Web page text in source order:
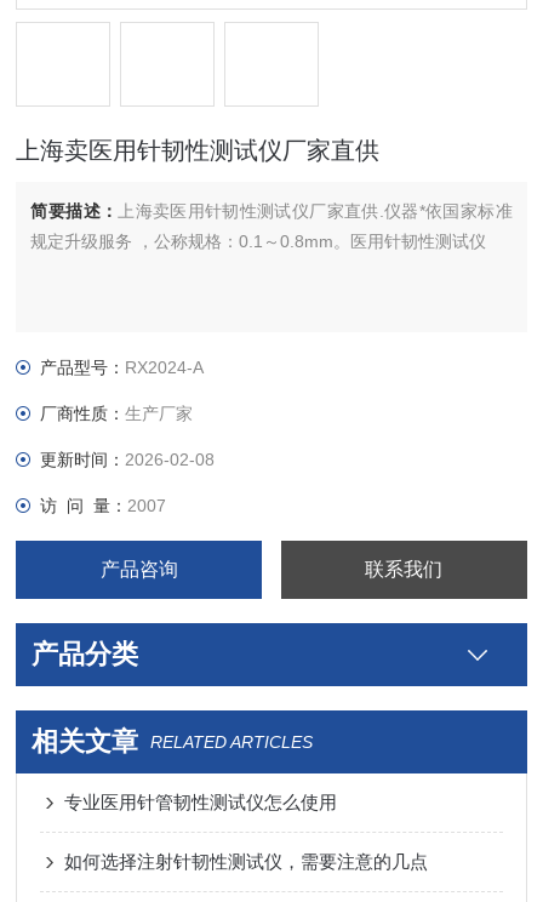
上海卖医用针韧性测试仪厂家直供
简要描述：
上海卖医用针韧性测试仪厂家直供.仪器*依国家标准
规定升级服务 ，公称规格：0.1～0.8mm。医用针韧性测试仪
产品型号： RX2024-A
厂商性质：生产厂家
更新时间： 2026-02-08
访 问 量： 2007
产品咨询 联系我们
产品分类
相关文章 RELATED ARTICLES
专业医用针管韧性测试仪怎么使用
如何选择注射针韧性测试仪，需要注意的几点